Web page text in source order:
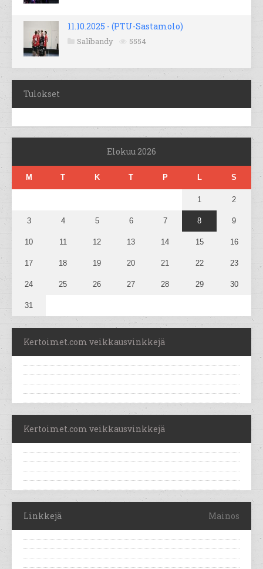
11.10.2025 - (PTU-Sastamolo)
Salibandy 5554
Tulokset
Elokuu 2026
M T K T P L S
1 2
3 4 5 6 7 8 9
10 11 12 13 14 15 16
17 18 19 20 21 22 23
24 25 26 27 28 29 30
31
Kertoimet.com veikkausvinkkejä
Kertoimet.com veikkausvinkkejä
Linkkejä Mainos